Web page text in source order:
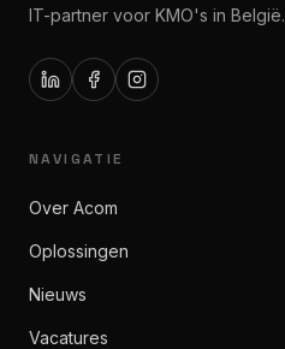
IT-partner voor KMO's in België.
NAVIGATIE
Over Acom
Oplossingen
Nieuws
Vacatures